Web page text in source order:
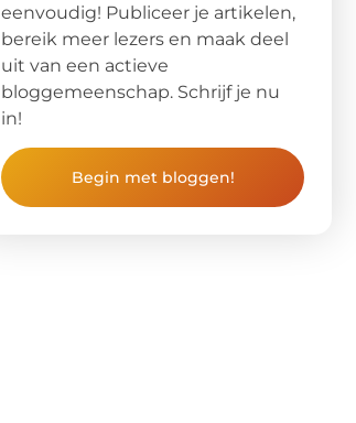
eenvoudig! Publiceer je artikelen,
bereik meer lezers en maak deel
uit van een actieve
bloggemeenschap. Schrijf je nu
in!
Begin met bloggen!